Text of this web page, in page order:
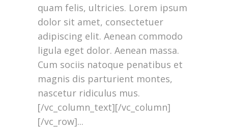
quam felis, ultricies. Lorem ipsum
dolor sit amet, consectetuer
adipiscing elit. Aenean commodo
ligula eget dolor. Aenean massa.
Cum sociis natoque penatibus et
magnis dis parturient montes,
nascetur ridiculus mus.
[/vc_column_text][/vc_column]
[/vc_row]